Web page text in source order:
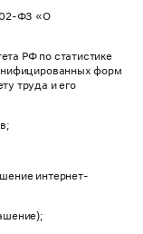
ФЗ «О
РФ по статистике
форм
труда и его
интернет-